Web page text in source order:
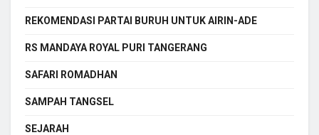
REKOMENDASI PARTAI BURUH UNTUK AIRIN-ADE
RS MANDAYA ROYAL PURI TANGERANG
SAFARI ROMADHAN
SAMPAH TANGSEL
SEJARAH